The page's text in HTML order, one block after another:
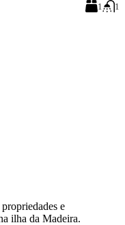
1 1
e
ilha da Madeira.